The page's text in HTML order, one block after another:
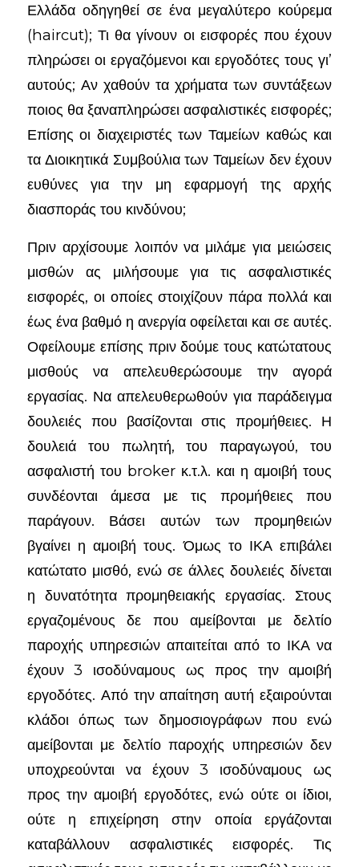
Ελλάδα οδηγηθεί σε ένα μεγαλύτερο κούρεμα
(haircut); Τι θα γίνουν οι εισφορές που έχουν
πληρώσει οι εργαζόμενοι και εργοδότες τους γι’
αυτούς; Αν χαθούν τα χρήματα των συντάξεων
ποιος θα ξαναπληρώσει ασφαλιστικές εισφορές;
Επίσης οι διαχειριστές των Ταμείων καθώς και
τα Διοικητικά Συμβούλια των Ταμείων δεν έχουν
ευθύνες για την μη εφαρμογή της αρχής
διασποράς του κινδύνου;
Πριν αρχίσουμε λοιπόν να μιλάμε για μειώσεις
μισθών ας μιλήσουμε για τις ασφαλιστικές
εισφορές, οι οποίες στοιχίζουν πάρα πολλά και
έως ένα βαθμό η ανεργία οφείλεται και σε αυτές.
Οφείλουμε επίσης πριν δούμε τους κατώτατους
μισθούς να απελευθερώσουμε την αγορά
εργασίας. Να απελευθερωθούν για παράδειγμα
δουλειές που βασίζονται στις προμήθειες. Η
δουλειά του πωλητή, του παραγωγού, του
ασφαλιστή του broker κ.τ.λ. και η αμοιβή τους
συνδέονται άμεσα με τις προμήθειες που
παράγουν. Βάσει αυτών των προμηθειών
βγαίνει η αμοιβή τους. Όμως το ΙΚΑ επιβάλει
κατώτατο μισθό, ενώ σε άλλες δουλειές δίνεται
η δυνατότητα προμηθειακής εργασίας. Στους
εργαζομένους δε που αμείβονται με δελτίο
παροχής υπηρεσιών απαιτείται από το ΙΚΑ να
έχουν 3 ισοδύναμους ως προς την αμοιβή
εργοδότες. Από την απαίτηση αυτή εξαιρούνται
κλάδοι όπως των δημοσιογράφων που ενώ
αμείβονται με δελτίο παροχής υπηρεσιών δεν
υποχρεούνται να έχουν 3 ισοδύναμους ως
προς την αμοιβή εργοδότες, ενώ ούτε οι ίδιοι,
ούτε η επιχείρηση στην οποία εργάζονται
καταβάλλουν ασφαλιστικές εισφορές. Τις